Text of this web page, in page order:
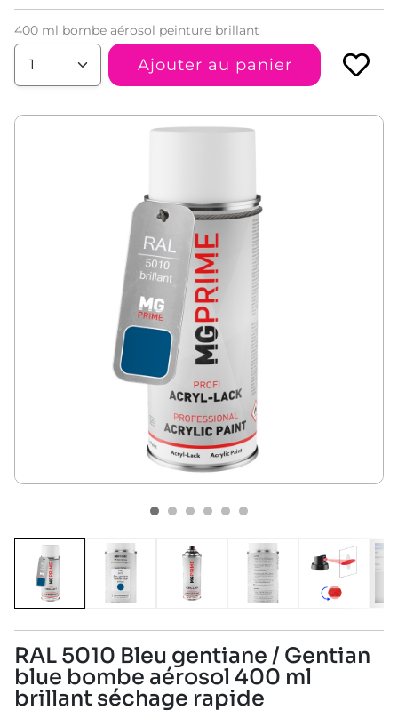
400 ml bombe aérosol peinture brillant
Ajouter au panier
RAL 5010 Bleu gentiane / Gentian
blue bombe aérosol 400 ml
brillant séchage rapide